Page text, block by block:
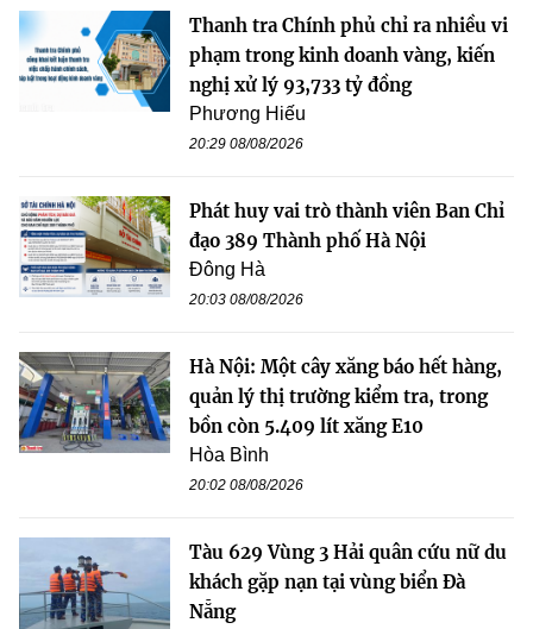
Thanh tra Chính phủ chỉ ra nhiều vi
phạm trong kinh doanh vàng, kiến
nghị xử lý 93,733 tỷ đồng
Phương Hiếu
20:29 08/08/2026
Phát huy vai trò thành viên Ban Chỉ
đạo 389 Thành phố Hà Nội
Đông Hà
20:03 08/08/2026
Hà Nội: Một cây xăng báo hết hàng,
quản lý thị trường kiểm tra, trong
bồn còn 5.409 lít xăng E10
Hòa Bình
20:02 08/08/2026
Tàu 629 Vùng 3 Hải quân cứu nữ du
khách gặp nạn tại vùng biển Đà
Nẵng